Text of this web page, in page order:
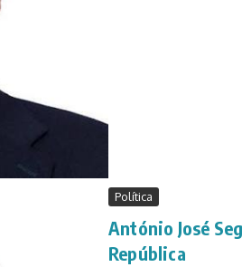
Política
António José
República